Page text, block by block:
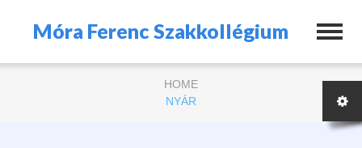
Móra Ferenc Szakkollégium
HOME
NYÁR